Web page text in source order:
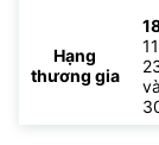
Hạng
thương gia